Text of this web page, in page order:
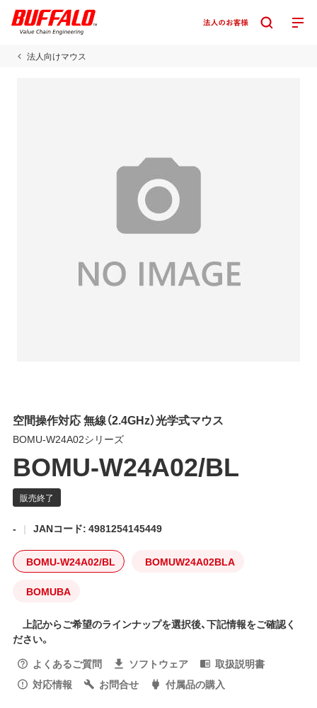
法人向けマウス
空間操作対応 無線（2.4GHz）光学式マウス
BOMU-W24A02シリーズ
BOMU-W24A02/BL
- JANコード: 4981254145449
BOMU-W24A02/BL BOMUW24A02BLA
BOMUBA
上記からご希望のラインナップを選択後、下記情報をご確認く
ださい。
よくあるご質問
ソフトウェア
取扱説明書
対応情報
お問合せ 付属品の購入